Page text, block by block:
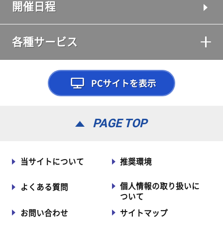
開催日程
各種サービス
PAGE TOP
当サイトについて 推奨環境
よくある質問
個人情報の取り扱いに
ついて
お問い合わせ サイトマップ